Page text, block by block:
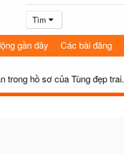
Tìm
gần đây Các bài đăng
trong hồ sơ của Tùng đẹp trai.